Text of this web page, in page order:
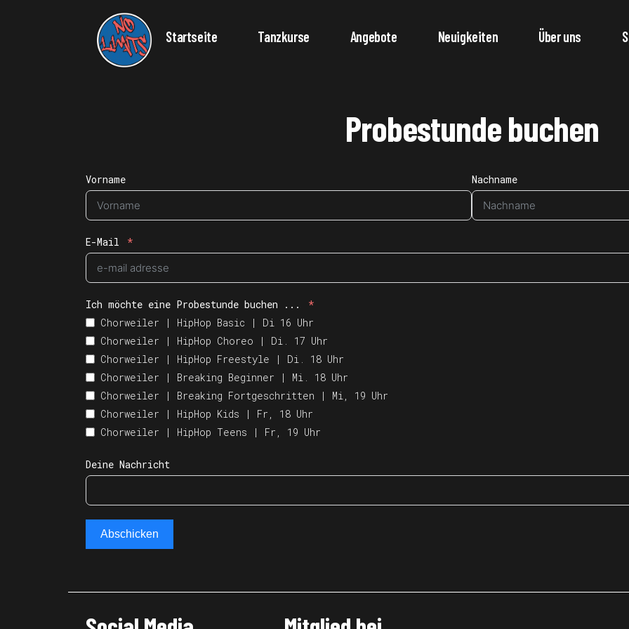
Startseite Tanzkurse Angebote Neuigkeiten Über uns
Probestunde buchen
Vorname Nachname
E-Mail
Ich möchte eine Probestunde buchen ...
Chorweiler | HipHop Basic | Di 16 Uhr
Chorweiler | HipHop Choreo | Di. 17 Uhr
Chorweiler | HipHop Freestyle | Di. 18 Uhr
Chorweiler | Breaking Beginner | Mi. 18 Uhr
Chorweiler | Breaking Fortgeschritten | Mi, 19 Uhr
Chorweiler | HipHop Kids | Fr, 18 Uhr
Chorweiler | HipHop Teens | Fr, 19 Uhr
Deine Nachricht
Abschicken